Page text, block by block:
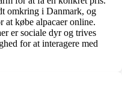
omkring i Danmark, og
at købe alpacaer online.
er sociale dyr og trives
for at interagere med